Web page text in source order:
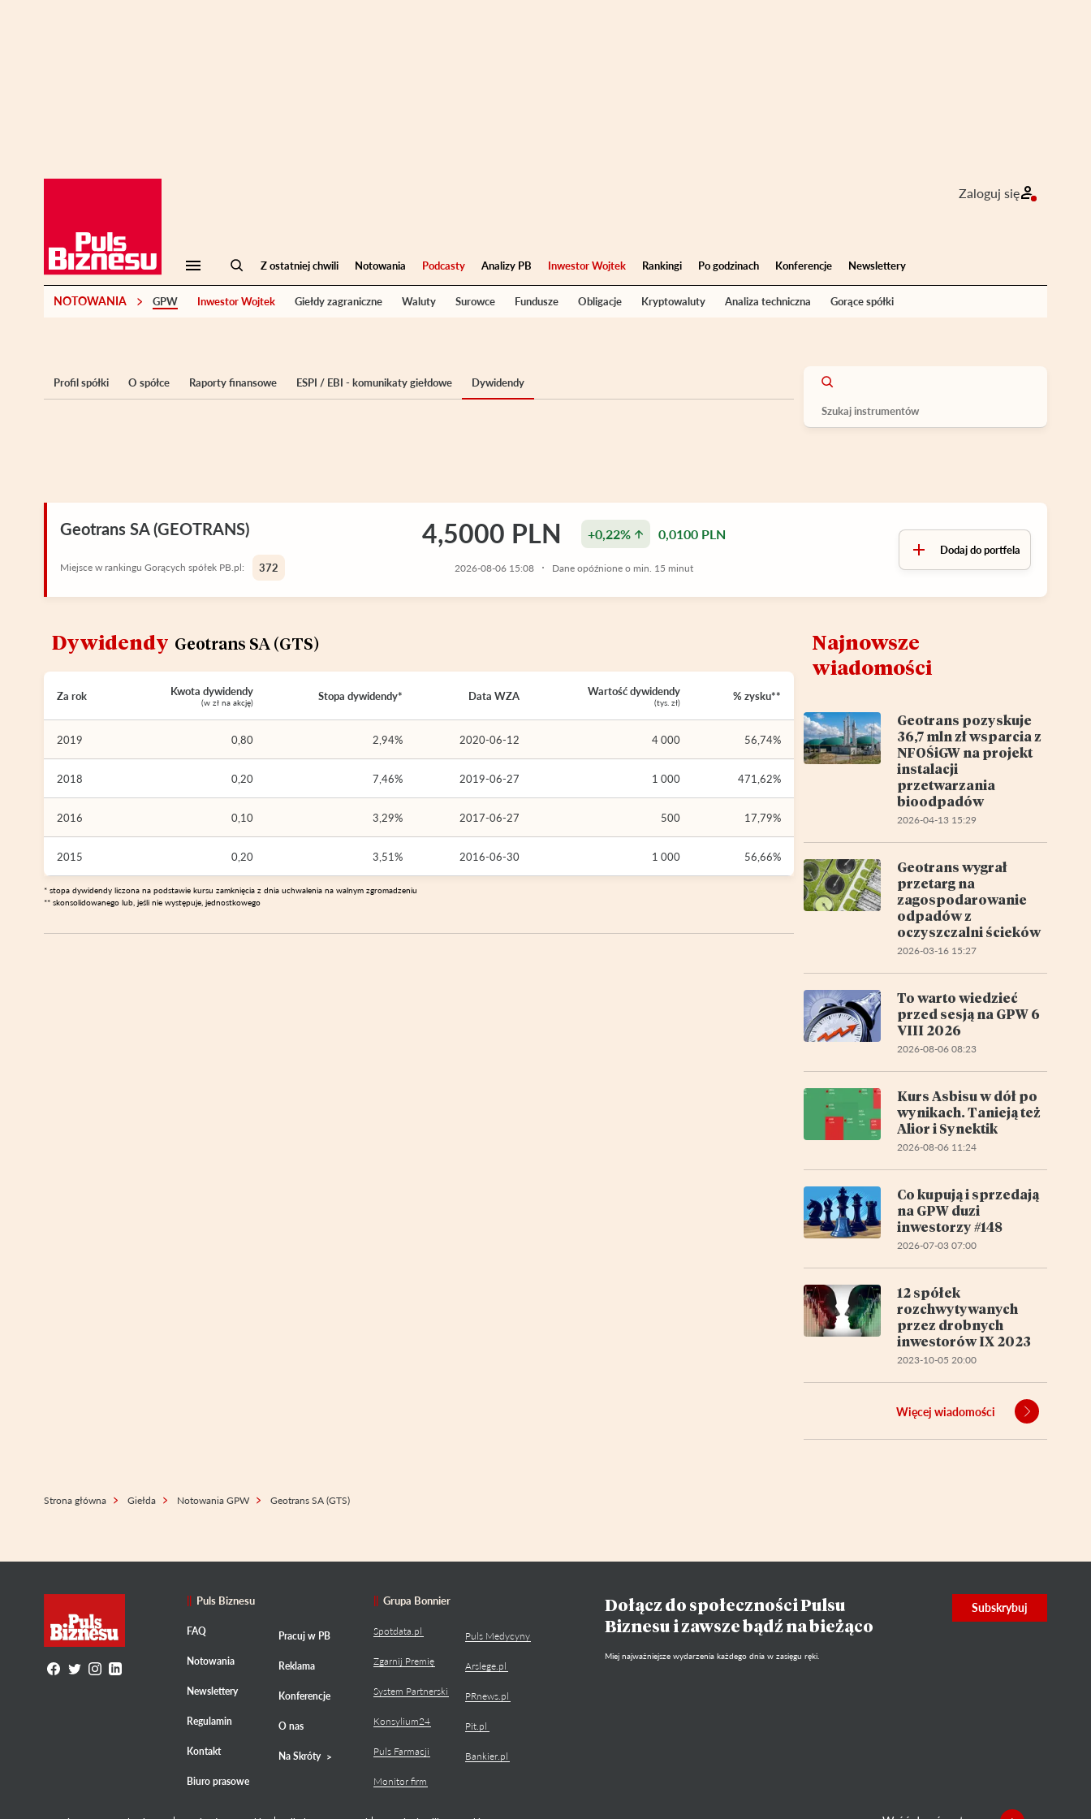
Zaloguj się
Z ostatniej chwili Notowania Podcasty Analizy PB Inwestor Wojtek Rankingi Po godzinach Konferencje Newslettery
NOTOWANIA GPW Inwestor Wojtek Giełdy zagraniczne Waluty Surowce Fundusze Obligacje Kryptowaluty Analiza techniczna Gorące spółki
Profil spółki O spółce Raporty finansowe ESPI / EBI - komunikaty giełdowe Dywidendy
Geotrans SA (GEOTRANS) 4,5000 PLN +0,22% 0,0100 PLN
2026-08-06 15:08 Dane opóźnione o min. 15 minut
Dodaj do portfela
Miejsce w rankingu Gorących spółek PB.pl: 372
Dywidendy Geotrans SA (GTS)
Za rok Kwota dywidendy
(w zł na akcję) Stopa dywidendy* Data WZA Wartość dywidendy
(tys. zł) % zysku**
2019 0,80 2,94% 2020-06-12 4 000 56,74%
2018 0,20 7,46% 2019-06-27 1 000 471,62%
2016 0,10 3,29% 2017-06-27 500 17,79%
2015 0,20 3,51% 2016-06-30 1 000 56,66%
* stopa dywidendy liczona na podstawie kursu zamknięcia z dnia uchwalenia na walnym zgromadzeniu
** skonsolidowanego lub, jeśli nie występuje, jednostkowego
Najnowsze
wiadomości
Geotrans pozyskuje
36,7 mln zł wsparcia z
NFOŚiGW na projekt
instalacji
przetwarzania
bioodpadów
2026-04-13 15:29
Geotrans wygrał
przetarg na
zagospodarowanie
odpadów z
oczyszczalni ścieków
2026-03-16 15:27
To warto wiedzieć
przed sesją na GPW 6
VIII 2026
2026-08-06 08:23
Kurs Asbisu w dół po
wynikach. Tanieją też
Alior i Synektik
2026-08-06 11:24
Co kupują i sprzedają
na GPW duzi
inwestorzy #148
2026-07-03 07:00
12 spółek
rozchwytywanych
przez drobnych
inwestorów IX 2023
2023-10-05 20:00
Więcej wiadomości
Strona główna Giełda Notowania GPW Geotrans SA (GTS)
Puls Biznesu
FAQ
Notowania
Newslettery
Regulamin
Kontakt
Biuro prasowe
Pracuj w PB
Reklama
Konferencje
O nas
Na Skróty
Grupa Bonnier
Spotdata.pl
Zgarnij Premię
System Partnerski
Konsylium24
Puls Farmacji
Monitor firm
Puls Medycyny
Arslege.pl
PRnews.pl
Pit.pl
Bankier.pl
Dołącz do społeczności Pulsu
Biznesu i zawsze bądź na bieżąco
Miej najważniejsze wydarzenia każdego dnia w zasięgu ręki.
Subskrybuj